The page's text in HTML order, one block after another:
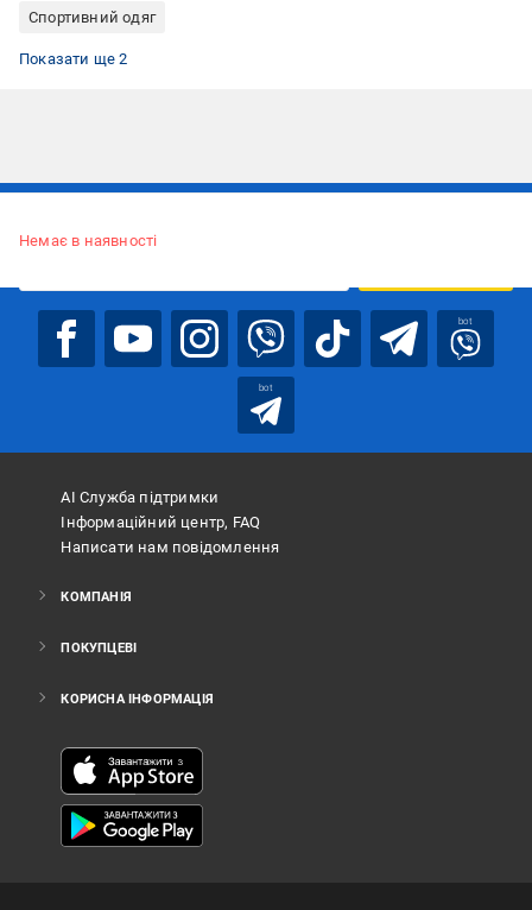
Спортивний одяг
Майки 4F
Майки жіночі
Показати ще 2
Немає в наявності
bot
bot
АІ Служба підтримки
Інформаційний центр, FAQ
Написати нам повідомлення
КОМПАНІЯ
ПОКУПЦЕВІ
КОРИСНА ІНФОРМАЦІЯ